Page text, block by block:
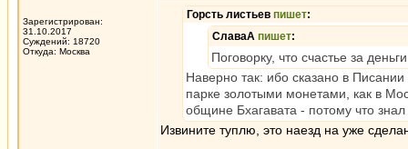
Зарегистрирован:
31.10.2017
Суждений: 18720
Откуда: Москва
Горсть листьев пишет:
СлаваА пишет:
Поговорку, что счастье за
Наверно так: ибо сказано в
парке золотыми монетами, как в
общине Бхагавата - потому что
Извините туплю, это наезд на уже